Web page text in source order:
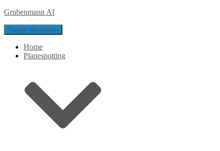
Grubenmann AI
Toggle Navigation
Home
Planespotting